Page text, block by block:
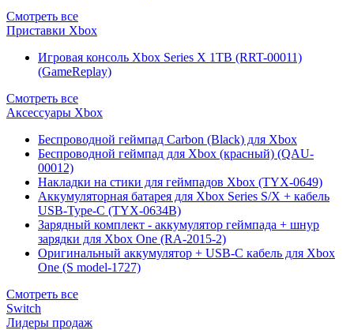
Смотреть все
Приставки Xbox
Игровая консоль Xbox Series X 1TB (RRT-00011)
(GameReplay)
Смотреть все
Аксессуары Xbox
Беспроводной геймпад Carbon (Black) для Xbox
Беспроводной геймпад для Xbox (красный) (QAU-
00012)
Накладки на стики для геймпадов Xbox (TYX-0649)
Аккумуляторная батарея для Xbox Series S/X + кабель
USB-Type-C (TYX-0634B)
Зарядный комплект - аккумулятор геймпада + шнур
зарядки для Xbox One (RA-2015-2)
Оригинальный аккумулятор + USB-C кабель для Xbox
One (S model-1727)
Смотреть все
Switch
Лидеры продаж